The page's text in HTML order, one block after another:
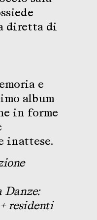
diretta di
e
album
in forme
inattese.
residenti